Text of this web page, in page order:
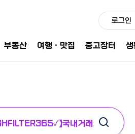
로그인
부동산 여행ㆍ맛집 중고장터